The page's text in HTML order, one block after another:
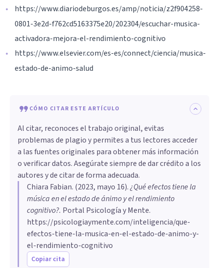
https://www.diariodeburgos.es/amp/noticia/z2f904258-
0801-3e2d-f762cd5163375e20/202304/escuchar-musica-
activadora-mejora-el-rendimiento-cognitivo
https://www.elsevier.com/es-es/connect/ciencia/musica-
estado-de-animo-salud
CÓMO CITAR ESTE ARTÍCULO
Al citar, reconoces el trabajo original, evitas
problemas de plagio y permites a tus lectores acceder
a las fuentes originales para obtener más información
o verificar datos. Asegúrate siempre de dar crédito a los
autores y de citar de forma adecuada.
Chiara Fabian. (2023, mayo 16).¿Qué efectos tiene la
música en el estado de ánimo y el rendimiento
cognitivo?. Portal Psicología y Mente.
https://psicologiaymente.com/inteligencia/que-
efectos-tiene-la-musica-en-el-estado-de-animo-y-
el-rendimiento-cognitivo
Copiar cita